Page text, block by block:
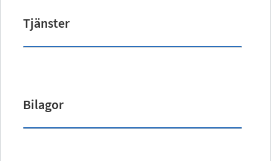
Tjänster
Bilagor